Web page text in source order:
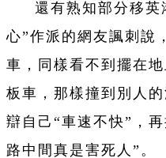
還有熟知部分移英
心”作派的網友諷刺說
車，同樣看不到擺在
板車，那樣撞到別人
辯自己“車速不快”，
路中間真是害死人”。